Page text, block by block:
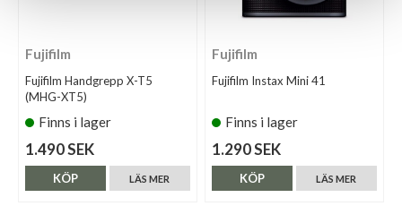
Fujifilm
Fujifilm Handgrepp X-T5
(MHG-XT5)
Finns i lager
1.490 SEK
LÄS MER
KÖP
Fujifilm
Fujifilm Instax Mini 41
Finns i lager
1.290 SEK
LÄS MER
KÖP